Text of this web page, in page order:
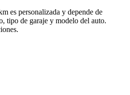
es personalizada y depende de
tipo de garaje y modelo del auto.